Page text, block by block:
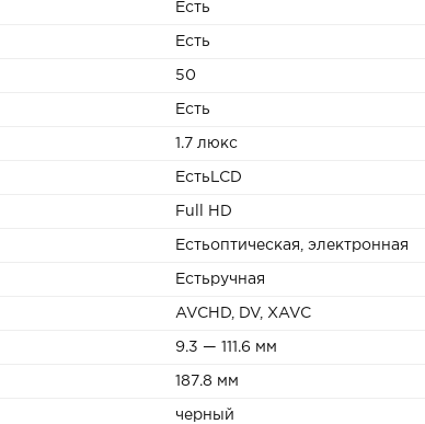
Есть
Есть
50
Есть
1.7 люкс
ЕстьLCD
Full HD
Естьоптическая, электронная
Естьручная
AVCHD, DV, XAVC
9.3 — 111.6 мм
187.8 мм
черный